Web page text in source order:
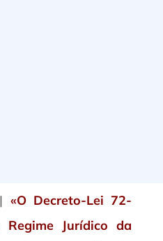
«O Decreto-Lei 72-
Jurídico da